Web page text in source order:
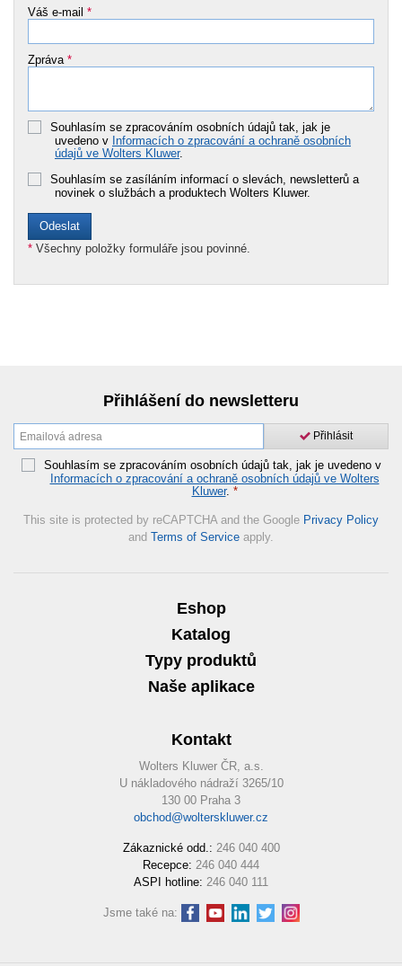
Váš e-mail *
Zpráva *
Souhlasím se zpracováním osobních údajů tak, jak je
uvedeno v Informacích o zpracování a ochraně osobních
údajů ve Wolters Kluwer.
Souhlasím se zasíláním informací o slevách, newsletterů a
novinek o službách a produktech Wolters Kluwer.
* Všechny položky formuláře jsou povinné.
Přihlášení do newsletteru
Přihlásit
Souhlasím se zpracováním osobních údajů tak, jak je uvedeno v
Informacích o zpracování a ochraně osobních údajů ve Wolters
Kluwer. *
This site is protected by reCAPTCHA and the Google Privacy Policy
and Terms of Service apply.
Eshop
Katalog
Typy produktů
Naše aplikace
Kontakt
Wolters Kluwer ČR, a.s.
U nákladového nádraží 3265/10
130 00 Praha 3
obchod@wolterskluwer.cz
Zákaznické odd.: 246 040 400
Recepce: 246 040 444
ASPI hotline: 246 040 111
Jsme také na: